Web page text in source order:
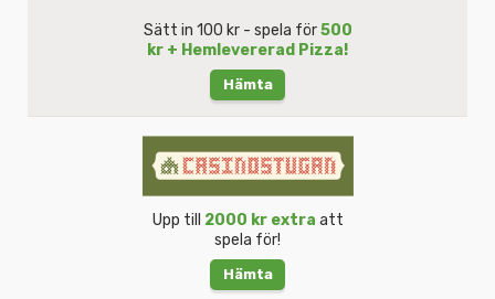
Sätt in 100 kr - spela för500
kr + Hemlevererad Pizza!
Hämta
Upp till 2000 kr extra att
spela för!
Hämta